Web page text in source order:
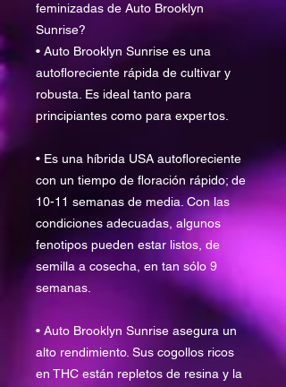
feminizadas de Auto Brooklyn
Sunrise?
• Auto Brooklyn Sunrise es una
autofloreciente rápida de cultivar y
robusta. Es ideal tanto para
principiantes como para expertos.
• Es una híbrida USA autofloreciente
con un tiempo de floración rápido; de
10-11 semanas de media. Con las
condiciones adecuadas, algunos
fenotipos pueden estar listos, de
semilla a cosecha, en tan sólo 9
semanas.
• Auto Brooklyn Sunrise asegura un
alto rendimiento. Sus cogollos ricos
en THC están repletos de resina y la